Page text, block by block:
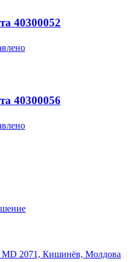
40300052
40300056
2071, Кишинёв, Молдова